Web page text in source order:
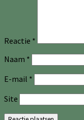
Reactie *
Naam *
E-mail *
Site